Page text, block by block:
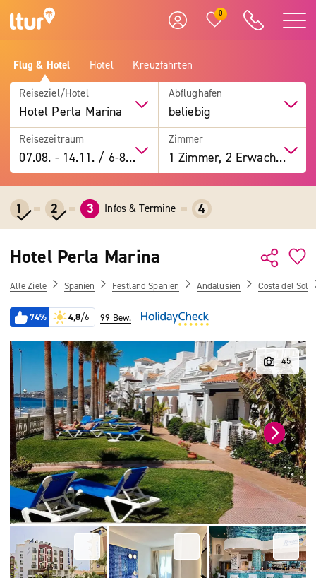
0
Flug & Hotel Hotel Kreuzfahrten
Reiseziel/Hotel
Hotel Perla Marina
Abflughafen
beliebig
Reisezeitraum
07.08. -14.11. / 6-8 Tage
Zimmer
1 Zimmer, 2 Erwachsene
1 2 3 Infos & Termine 4
Hotel Perla Marina
Alle Ziele Spanien Festland Spanien Andalusien Costa del Sol
74% 4,8/6 99 Bew.